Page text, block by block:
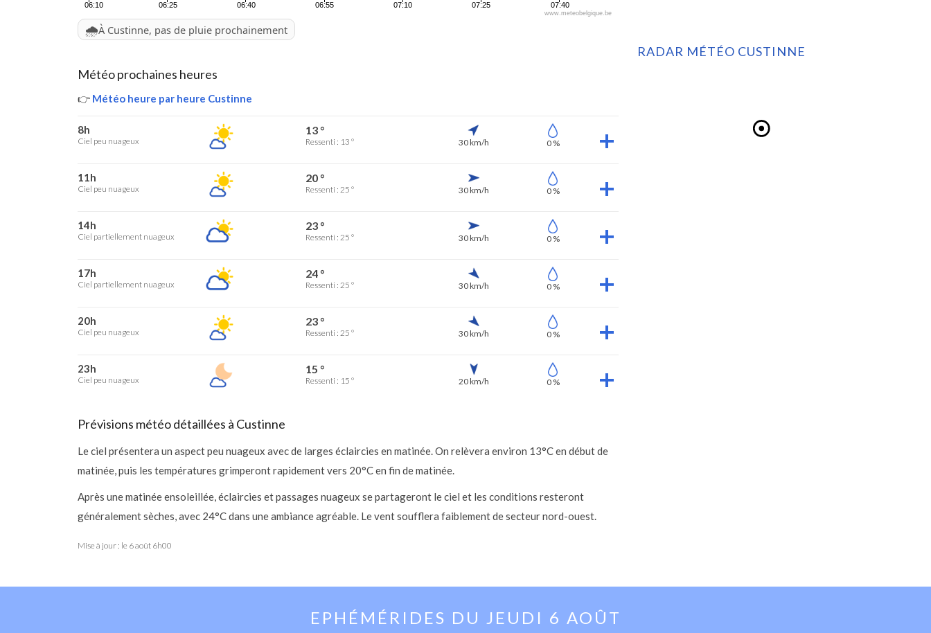
06:10 06:25 06:40 06:55 07:10 07:25 07:40
www.meteobelgique.be
🌧️À Custinne, pas de pluie prochainement
Météo prochaines heures
👉 Météo heure par heure Custinne
8h
Ciel peu nuageux
13 °
Ressenti : 13 ° 30 km/h 0 %
11h
Ciel peu nuageux
20 °
Ressenti : 25 ° 30 km/h 0 %
14h
Ciel partiellement nuageux
23 °
Ressenti : 25 ° 30 km/h 0 %
17h
Ciel partiellement nuageux
24 °
Ressenti : 25 ° 30 km/h 0 %
20h
Ciel peu nuageux
23 °
Ressenti : 25 ° 30 km/h 0 %
23h
Ciel peu nuageux
15 °
Ressenti : 15 ° 20 km/h 0 %
Prévisions météo détaillées à Custinne
Le ciel présentera un aspect peu nuageux avec de larges éclaircies en matinée. On relèvera environ 13°C en début de
matinée, puis les températures grimperont rapidement vers 20°C en fin de matinée.
Après une matinée ensoleillée, éclaircies et passages nuageux se partageront le ciel et les conditions resteront
généralement sèches, avec 24°C dans une ambiance agréable. Le vent soufflera faiblement de secteur nord-ouest.
Mise à jour : le 6 août 6h00
RADAR MÉTÉO CUSTINNE
EPHÉMÉRIDES DU JEUDI 6 AOÛT